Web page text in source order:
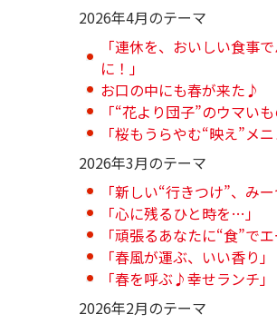
2026年4月のテーマ
「連休を、おいしい食事
に！」
お口の中にも春が来た♪
「“花より団子”のウマいも
「桜もうらやむ“映え”メニ
2026年3月のテーマ
「新しい“行きつけ”、み
「心に残るひと時を…」
「頑張るあなたに“食”でエ
「春風が運ぶ、いい香り」
「春を呼ぶ♪幸せランチ」
2026年2月のテーマ